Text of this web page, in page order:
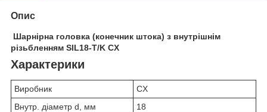
Опис
Шарнірна головка (конечник штока) з внутрішнім
різьбленням SIL18-T/K CX
Характерики
Виробник
CX
Внутр. діаметр d, мм
18